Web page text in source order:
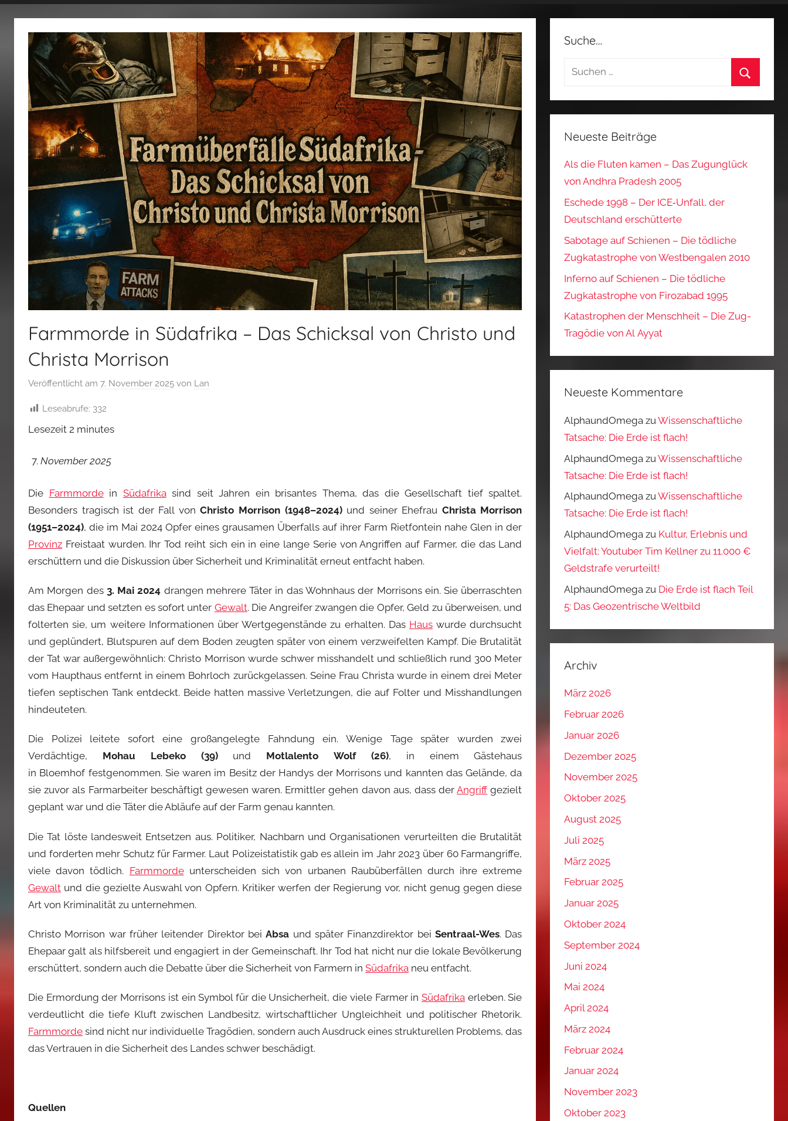
fertig…!
Farmmorde in Südafrika – Das Schicksal von Christo und
Christa Morrison
Veröffentlicht am 7. November 2025 von Lan
Leseabrufe: 332
Lesezeit 2 minutes
November 2025
Die Farmmordein Südafrika sind seit Jahren ein brisantes Thema, das die Gesellschaft tief spaltet.
Besonders tragisch ist der Fall vonChristo Morrison (1948–2024)und seiner Ehefrau Christa Morrison
(1951–2024), die im Mai 2024 Opfer eines grausamen Überfalls auf ihrer Farm Rietfontein nahe Glen in der
Provinz Freistaat wurden. Ihr Tod reiht sich ein in eine lange Serie von Angriffen auf Farmer, die das Land
erschüttern und die Diskussion über Sicherheit und Kriminalität erneut entfacht haben.
Am Morgen des 3. Mai 2024 drangen mehrere Täter in das Wohnhaus der Morrisons ein. Sie überraschten
das Ehepaar und setzten es sofort unter Gewalt. Die Angreifer zwangen die Opfer, Geld zu überweisen, und
folterten sie, um weitere Informationen über Wertgegenstände zu erhalten. Das Haus wurde durchsucht
und geplündert, Blutspuren auf dem Boden zeugten später von einem verzweifelten Kampf. Die Brutalität
der Tat war außergewöhnlich: Christo Morrison wurde schwer misshandelt und schließlich rund 300 Meter
vom Haupthaus entfernt in einem Bohrloch zurückgelassen. Seine Frau Christa wurde in einem drei Meter
tiefen septischen Tank entdeckt. Beide hatten massive Verletzungen, die auf Folter und Misshandlungen
hindeuteten.
Die Polizei leitete sofort eine großangelegte Fahndung ein. Wenige Tage später wurden zwei
Verdächtige, Mohau Lebeko (39)und Motlalento Wolf (26), in einem Gästehaus
in Bloemhof festgenommen. Sie waren im Besitz der Handys der Morrisons und kannten das Gelände, da
sie zuvor als Farmarbeiter beschäftigt gewesen waren. Ermittler gehen davon aus, dass derAngriff gezielt
geplant war und die Täter die Abläufe auf der Farm genau kannten.
Die Tat löste landesweit Entsetzen aus. Politiker, Nachbarn und Organisationen verurteilten die Brutalität
und forderten mehr Schutz für Farmer. Laut Polizeistatistik gab es allein im Jahr 2023 über 60 Farmangriffe,
viele davon tödlich. Farmmordeunterscheiden sich von urbanen Raubüberfällen durch ihre extreme
Gewalt und die gezielte Auswahl von Opfern. Kritiker werfen der Regierung vor, nicht genug gegen diese
Art von Kriminalität zu unternehmen.
Christo Morrison war früher leitender Direktor beiAbsa und später Finanzdirektor beiSentraal-Wes. Das
Ehepaar galt als hilfsbereit und engagiert in der Gemeinschaft. Ihr Tod hat nicht nur die lokale Bevölkerung
erschüttert, sondern auch die Debatte über die Sicherheit von Farmern in Südafrika neu entfacht.
Die Ermordung der Morrisons ist ein Symbol für die Unsicherheit, die viele Farmer in Südafrikaerleben. Sie
verdeutlicht die tiefe Kluft zwischen Landbesitz, wirtschaftlicher Ungleichheit und politischer Rhetorik.
Farmmorde sind nicht nur individuelle Tragödien, sondern auch Ausdruck eines strukturellen Problems, das
das Vertrauen in die Sicherheit des Landes schwer beschädigt.
Quellen
Suche…
Suchen
Neueste Beiträge
Als die Fluten kamen – Das Zugunglück
von Andhra Pradesh 2005
Eschede 1998 – Der ICE‑Unfall, der
Deutschland erschütterte
Sabotage auf Schienen – Die tödliche
Zugkatastrophe von Westbengalen 2010
Inferno auf Schienen – Die tödliche
Zugkatastrophe von Firozabad 1995
Katastrophen der Menschheit – Die Zug-
Tragödie von Al Ayyat
Neueste Kommentare
AlphaundOmega zuWissenschaftliche
Tatsache: Die Erde ist flach!
AlphaundOmega zuWissenschaftliche
Tatsache: Die Erde ist flach!
AlphaundOmega zuWissenschaftliche
Tatsache: Die Erde ist flach!
AlphaundOmega zu Kultur, Erlebnis und
Vielfalt: Youtuber Tim Kellner zu 11.000 €
Geldstrafe verurteilt!
AlphaundOmega zu Die Erde ist flach Teil
5: Das Geozentrische Weltbild
Archiv
März 2026
Februar 2026
Januar 2026
Dezember 2025
November 2025
Oktober 2025
August 2025
Juli 2025
März 2025
Februar 2025
Januar 2025
Oktober 2024
September 2024
Juni 2024
Mai 2024
April 2024
März 2024
Februar 2024
Januar 2024
November 2023
Oktober 2023